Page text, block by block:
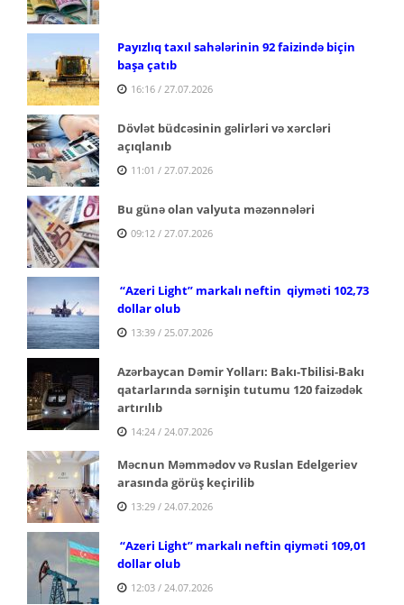
Payızlıq taxıl sahələrinin 92 faizində biçin
başa çatıb
16:16 / 27.07.2026
Dövlət büdcəsinin gəlirləri və xərcləri
açıqlanıb
11:01 / 27.07.2026
Bu günə olan valyuta məzənnələri
09:12 / 27.07.2026
“Azeri Light” markalı neftin qiyməti 102,73
dollar olub
13:39 / 25.07.2026
Azərbaycan Dəmir Yolları: Bakı-Tbilisi-Bakı
qatarlarında sərnişin tutumu 120 faizədək
artırılıb
14:24 / 24.07.2026
Məcnun Məmmədov və Ruslan Edelgeriev
arasında görüş keçirilib
13:29 / 24.07.2026
“Azeri Light” markalı neftin qiyməti 109,01
dollar olub
12:03 / 24.07.2026